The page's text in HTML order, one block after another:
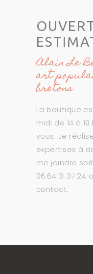
Alain Le
art
bretons
La boutique
midi de 14 à
vous. Je
expertises à
me joindre
contact.